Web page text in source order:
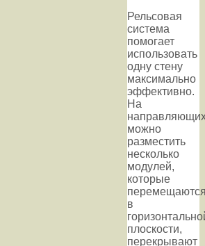
Рельсовая
система
помогает
использовать
одну стену
максимально
эффективно.
На
можно
разместить
несколько
модулей,
которые
в
плоскости,
перекрывают